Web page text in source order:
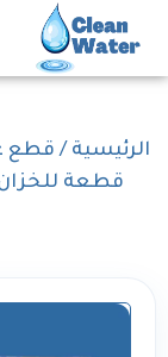
الرئيسية / قطع
قطعة للخزان